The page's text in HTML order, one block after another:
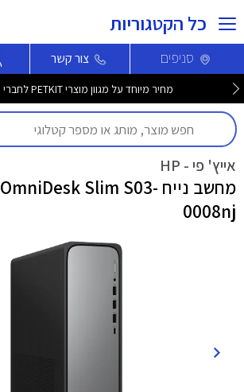
כל הקטגוריות
סניפים צור קשר
מחיר מיוחד על מגוון מוצרי PETKIT לחברי מועדון >>
אייץ' פי - HP
מחשב נייח OmniDesk Slim S03-
0008nj